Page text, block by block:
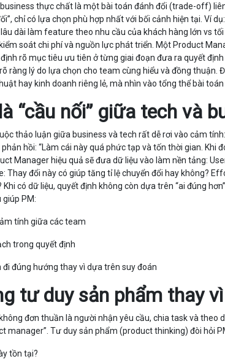
thực chất là một bài toán đánh đổi (trade-off)
chỉ có lựa chọn phù hợp nhất với bối cảnh hiện tại. Ví
dài làm feature theo nhu cầu của khách hàng lớn vs
soát chi phí và nguồn lực phát triển. Một Product
rõ mục tiêu ưu tiên ở từng giai đoạn đưa ra quyết
ràng lý do lựa chọn cho team cùng hiểu và đồng thuận.
hay kinh doanh riêng lẻ, mà nhìn vào tổng thể bài toán
“cầu nối” giữa tech và
thảo luận giữa business và tech rất dễ rơi vào cảm
hồi: “Làm cái này quá phức tạp và tốn thời gian. Khi
Manager hiệu quả sẽ đưa dữ liệu vào làm nền tảng:
Thay đổi này có giúp tăng tỉ lệ chuyển đổi hay không?
có dữ liệu, quyết định không còn dựa trên “ai đúng
giúp PM:
tính giữa các team
trong quyết định
đi đúng hướng thay vì dựa trên suy đoán
tư duy sản phẩm thay
đơn thuần là người nhận yêu cầu, chia task và theo
manager”. Tư duy sản phẩm (product thinking) đòi hỏi
tồn tại?